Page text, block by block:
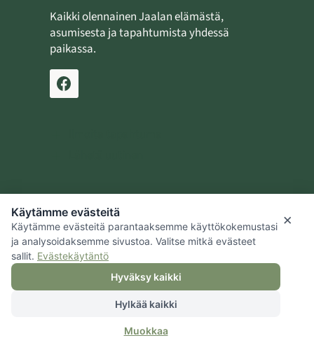
Kaikki olennainen Jaalan elämästä,
asumisesta ja tapahtumista yhdessä
paikassa.
Jaalan kotiseutusäätiö
Kouvolan kaupunki
Saavutettavuus
×
Käytämme evästeitä
Käytämme evästeitä parantaaksemme käyttökokemustasi
ja analysoidaksemme sivustoa. Valitse mitkä evästeet
sallit. Evästekäytäntö
Hyväksy kaikki
Hylkää kaikki
Muokkaa